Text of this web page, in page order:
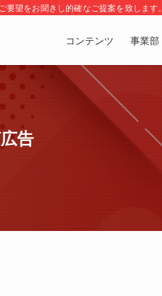
望をお聞きし的確なご提案を致します。
コンテンツ 事業部
告